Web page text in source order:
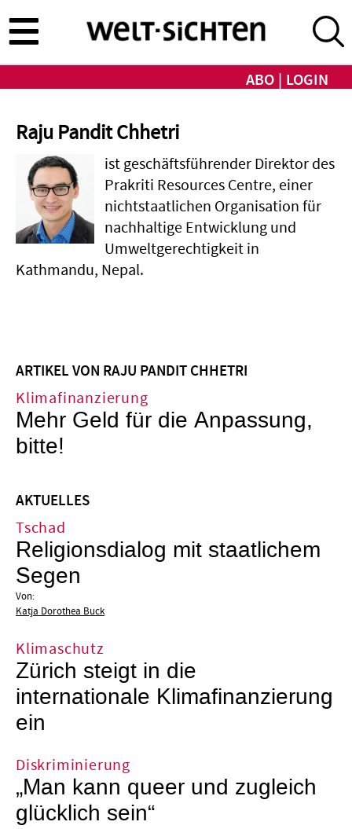
zum
Inhalt
ABO LOGIN
Raju Pandit Chhetri
ist geschäftsführender Direktor des
Prakriti Resources Centre, einer
nichtstaatlichen Organisation für
nachhaltige Entwicklung und
Umweltgerechtigkeit in
Kathmandu, Nepal.
ARTIKEL VON RAJU PANDIT CHHETRI
Klimafinanzierung
Mehr Geld für die Anpassung,
bitte!
AKTUELLES
Tschad
Religionsdialog mit staatlichem
Segen
Von:
Katja Dorothea Buck
Klimaschutz
Zürich steigt in die
internationale Klimafinanzierung
ein
Diskriminierung
„Man kann queer und zugleich
glücklich sein“